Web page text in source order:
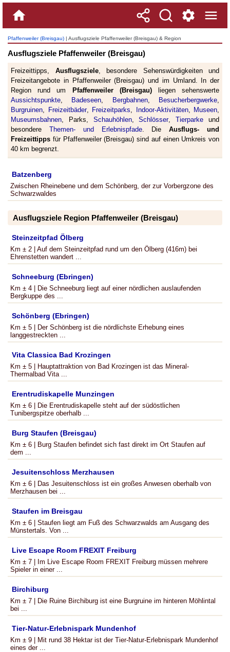
Pfaffenweiler (Breisgau) | Ausflugsziele Pfaffenweiler (Breisgau) & Region
Ausflugsziele Pfaffenweiler (Breisgau)
Freizeittipps, Ausflugsziele, besondere Sehenswürdigkeiten und
Freizeitangebote in Pfaffenweiler (Breisgau) und im Umland. In der
Region rund um
Pfaffenweiler (Breisgau)liegen sehenswerte
Aussichtspunkte, Badeseen, Bergbahnen, Besucherbergwerke,
Burgruinen, Freizeitbäder, Freizeitparks, Indoor-Aktivitäten, Museen,
Museumsbahnen, Parks, Schauhöhlen,Schlösser,Tierparke und
besondere Themen- und Erlebnispfade. DieAusflugs- und
Freizeittipps für Pfaffenweiler (Breisgau) sind auf einen Umkreis von
40 km begrenzt.
Batzenberg
Zwischen Rheinebene und dem Schönberg, der zur Vorbergzone des
Schwarzwaldes
Ausflugsziele Region Pfaffenweiler (Breisgau)
Steinzeitpfad Ölberg
Km ± 2 | Auf dem Steinzeitpfad rund um den Ölberg (416m) bei
Ehrenstetten wandert ...
Schneeburg (Ebringen)
Km ± 4 | Die Schneeburg liegt auf einer nördlichen auslaufenden
Bergkuppe des ...
Schönberg (Ebringen)
Km ± 5 | Der Schönberg ist die nördlichste Erhebung eines
langgestreckten ...
Vita Classica Bad Krozingen
Km ± 5 | Hauptattraktion von Bad Krozingen ist das Mineral-
Thermalbad Vita ...
Erentrudiskapelle Munzingen
Km ± 6 | Die Erentrudiskapelle steht auf der südöstlichen
Tunibergspitze oberhalb ...
Burg Staufen (Breisgau)
Km ± 6 | Burg Staufen befindet sich fast direkt im Ort Staufen auf
dem ...
Jesuitenschloss Merzhausen
Km ± 6 | Das Jesuitenschloss ist ein großes Anwesen oberhalb von
Merzhausen bei ...
Staufen im Breisgau
Km ± 6 | Staufen liegt am Fuß des Schwarzwalds am Ausgang des
Münstertals. Von ...
Live Escape Room FREXIT Freiburg
Km ± 7 | Im Live Escape Room FREXIT Freiburg müssen mehrere
Spieler in einer ...
Birchiburg
Km ± 7 | Die Ruine Birchiburg ist eine Burgruine im hinteren Möhlintal
bei ...
Tier-Natur-Erlebnispark Mundenhof
Km ± 9 | Mit rund 38 Hektar ist der Tier-Natur-Erlebnispark Mundenhof
eines der ...